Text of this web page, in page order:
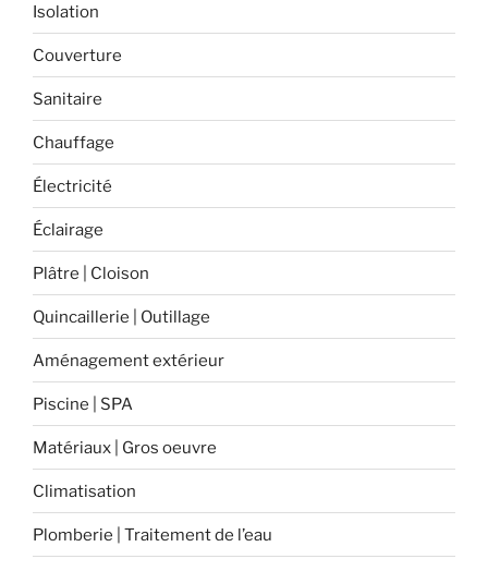
étape
Isolation
Couverture
Sanitaire
Chauffage
Électricité
Éclairage
Plâtre | Cloison
Quincaillerie | Outillage
Aménagement extérieur
Piscine | SPA
Matériaux | Gros oeuvre
Climatisation
Plomberie | Traitement de l’eau